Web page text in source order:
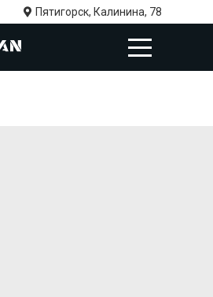
Пятигорск, Калинина, 78